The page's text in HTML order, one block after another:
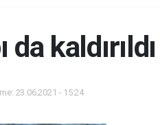
kaldırıldı
23.06.2021 - 15:24